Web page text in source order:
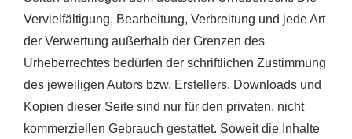
Vervielfältigung, Bearbeitung, Verbreitung und jede Art
der Verwertung außerhalb der Grenzen des
Urheberrechtes bedürfen der schriftlichen Zustimmung
des jeweiligen Autors bzw. Erstellers. Downloads und
Kopien dieser Seite sind nur für den privaten, nicht
kommerziellen Gebrauch gestattet. Soweit die Inhalte